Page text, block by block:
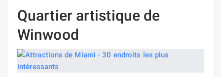
Quartier artistique de
Winwood